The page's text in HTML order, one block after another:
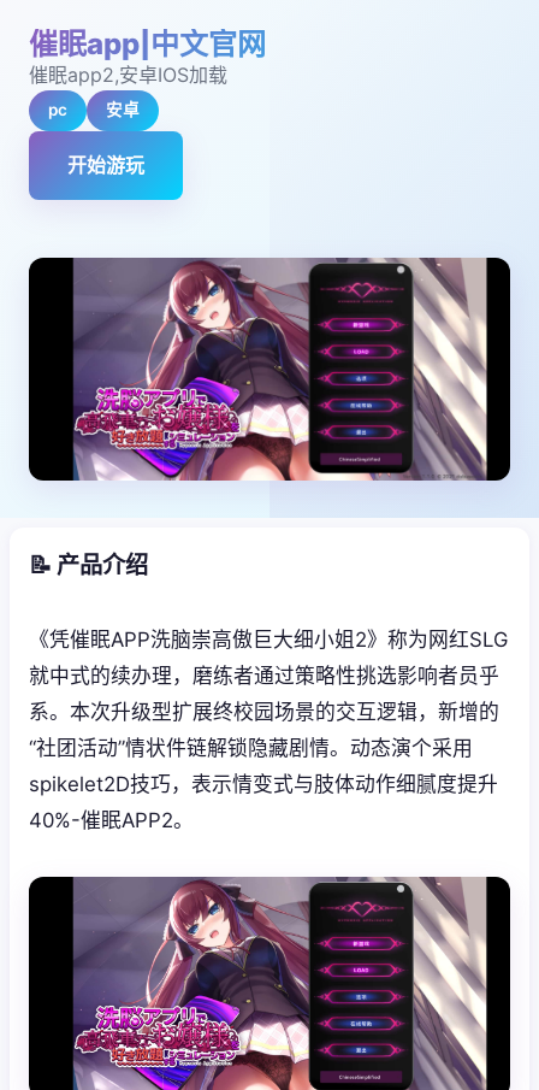
催眠app|中文官网
催眠app2,安卓IOS加载
pc 安卓
开始游玩
📝 产品介绍
《凭催眠APP洗脑崇高傲巨大细小姐2》称为网红SLG
就中式的续办理，磨练者通过策略性挑选影响者员乎
系。本次升级型扩展终校园场景的交互逻辑，新增的
“社团活动”情状件链解锁隐藏剧情。动态演个采用
spikelet2D技巧，表示情变式与肢体动作细腻度提升
40%-催眠APP2。